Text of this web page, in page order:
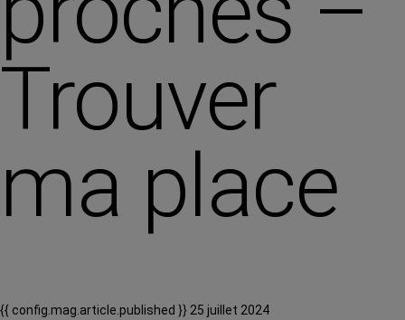
Trouver
ma place
{{ config.mag.article.published }} 25 juillet 2024